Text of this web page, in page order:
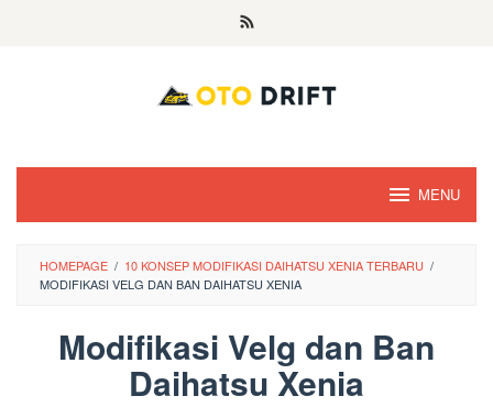
MENU
HOMEPAGE / 10 KONSEP MODIFIKASI DAIHATSU XENIA TERBARU /
MODIFIKASI VELG DAN BAN DAIHATSU XENIA
Modifikasi Velg dan Ban
Daihatsu Xenia